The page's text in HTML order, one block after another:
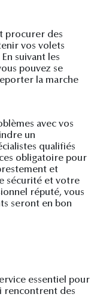
procurer des
vos volets
suivant les
pouvez se
la marche
avec vos
un
qualifiés
obligatoire pour
et
sécurité et votre
réputé, vous
seront en bon
essentiel pour
rencontrent des